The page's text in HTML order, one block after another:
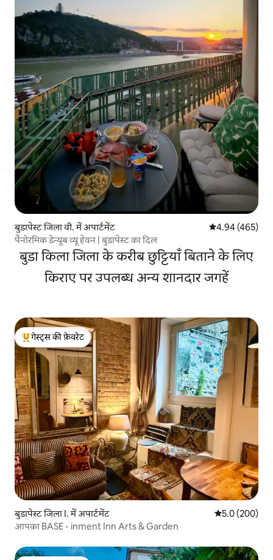
बुडापेस्ट जिला वी. में अपार्टमेंट औसत रेटिंग 5 में से
4.94 (465)
पैनोरमिक डेन्यूब व्यू हेवन | बुडापेस्ट का दिल
बुडा किला जिला के करीब छुट्टियाँ बिताने के लिए
किराए पर उपलब्ध अन्य शानदार जगहें
गेस्ट्स का टॉप फ़ेवरेट
गेस्ट्स की फ़ेवरेट
बुडापेस्ट जिला I. में अपार्टमेंट औसत रेटिंग 5 में
5.0 (200)
आपका BASE - inment Inn Arts & Garden